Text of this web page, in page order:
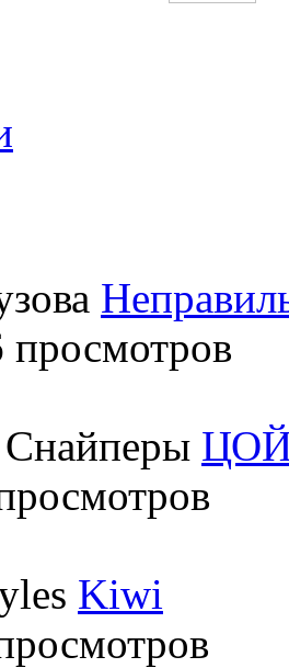
просмотров
Kiwi